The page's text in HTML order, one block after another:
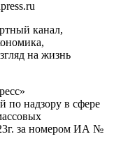
канал,
на жизнь
по надзору в сфере
за номером ИА №